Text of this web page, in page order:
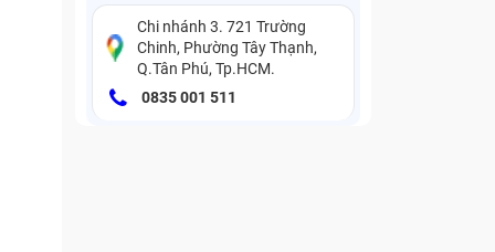
Chi nhánh 3. 721 Trường
Chinh, Phường Tây Thạnh,
Q.Tân Phú, Tp.HCM.
0835 001 511